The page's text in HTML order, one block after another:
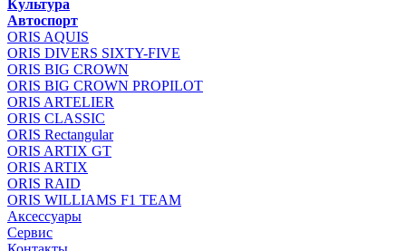
Культура
Автоспорт
ORIS AQUIS
ORIS DIVERS SIXTY-FIVE
ORIS BIG CROWN
ORIS BIG CROWN PROPILOT
ORIS ARTELIER
ORIS CLASSIC
ORIS Rectangular
ORIS ARTIX GT
ORIS ARTIX
ORIS RAID
ORIS WILLIAMS F1 TEAM
Аксессуары
Сервис